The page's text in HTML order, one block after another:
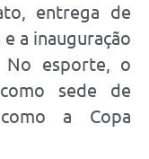
entrega de
a inauguração
No esporte, o
sede de
a Copa